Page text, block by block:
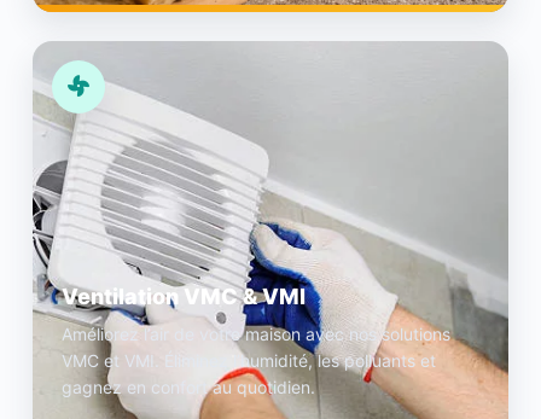
Ventilation VMC & VMI
Améliorez l’air de votre maison avec nos solutions
VMC et VMI. Éliminez l’humidité, les polluants et
gagnez en confort au quotidien.